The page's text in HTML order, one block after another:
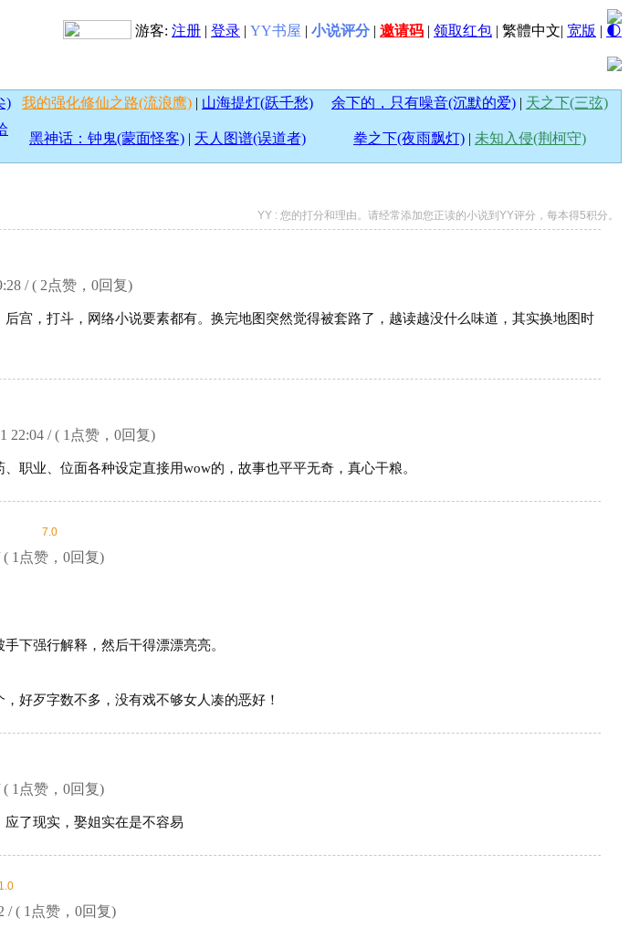
游客: 注册 | 登录 | YY书屋 | 小说评分 | 邀请码 | 领取红包 | 繁體中文| 宽版 | 🌓
) 我的强化修仙之路(流浪鹰) | 山海提灯(跃千愁) 余下的，只有噪音(沉默的爱) | 天之下(三弦)
黑神话：钟鬼(蒙面怪客) | 天人图谱(误道者) 拳之下(夜雨飘灯) | 未知入侵(荆柯守)
YY : 您的打分和理由。请经常添加您正读的小说到YY评分，每本得5积分。
/ ( 2点赞，0回复)
宫，打斗，网络小说要素都有。换完地图突然觉得被套路了，越读越没什么味道，其实换地图时
22:04 / ( 1点赞，0回复)
职业、位面各种设定直接用wow的，故事也平平无奇，真心干粮。
7.0
( 1点赞，0回复)
下强行解释，然后干得漂漂亮亮。
好歹字数不多，没有戏不够女人凑的恶好！
( 1点赞，0回复)
了现实，娶姐实在是不容易
1.0
/ ( 1点赞，0回复)